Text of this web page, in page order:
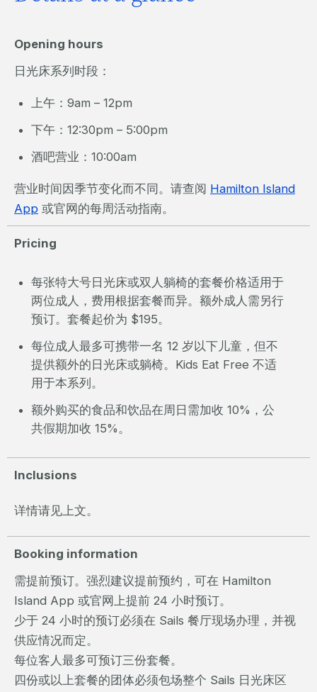
Opening hours
日光床系列时段：
上午：9am – 12pm
下午：12:30pm – 5:00pm
酒吧营业：10:00am
营业时间因季节变化而不同。请查阅 Hamilton Island
App 或官网的每周活动指南。
Pricing
每张特大号日光床或双人躺椅的套餐价格适用于
两位成人，费用根据套餐而异。额外成人需另行
预订。套餐起价为 $195。
每位成人最多可携带一名 12 岁以下儿童，但不
提供额外的日光床或躺椅。Kids Eat Free 不适
用于本系列。
额外购买的食品和饮品在周日需加收 10%，公
共假期加收 15%。
Inclusions
详情请见上文。
Booking information
需提前预订。强烈建议提前预约，可在 Hamilton
Island App 或官网上提前 24 小时预订。
少于 24 小时的预订必须在 Sails 餐厅现场办理，并视
供应情况而定。
每位客人最多可预订三份套餐。
四份或以上套餐的团体必须包场整个 Sails 日光床区